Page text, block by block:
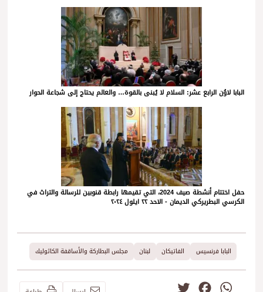
البابا لاوُن الرابع عشر: السلام لا يُبنى بالقوة… والعالم يحتاج إلى شجاعة الحوار
حفل اختتام أنشطة صيف 2024، التي تقيمها رابطة قنوبين للرسالة والتراث في
الكرسي البطريركي الديمان - الاحد ٢٢ ايلول ٢٠٢٤
البابا فرنسيس الفاتيكان لبنان مجلس البطاركة والأساقفة الكاثوليك
WhatsApp
Facebook